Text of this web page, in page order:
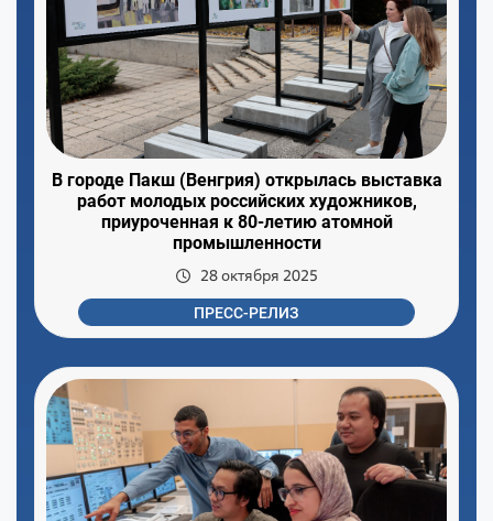
В городе Пакш (Венгрия) открылась выставка
работ молодых российских художников,
приуроченная к 80-летию атомной
промышленности
28 октября 2025
ПРЕСС-РЕЛИЗ